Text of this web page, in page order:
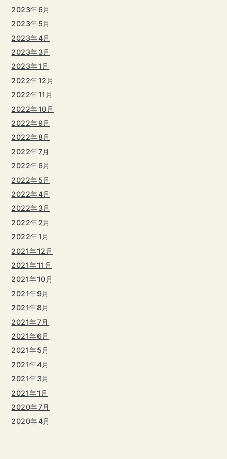
2023年6月
2023年5月
2023年4月
2023年3月
2023年1月
2022年12月
2022年11月
2022年10月
2022年9月
2022年8月
2022年7月
2022年6月
2022年5月
2022年4月
2022年3月
2022年2月
2022年1月
2021年12月
2021年11月
2021年10月
2021年9月
2021年8月
2021年7月
2021年6月
2021年5月
2021年4月
2021年3月
2021年1月
2020年7月
2020年4月